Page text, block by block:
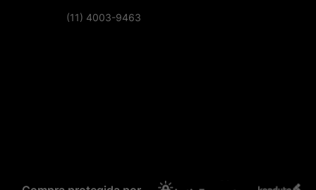
(11) 4003-9463